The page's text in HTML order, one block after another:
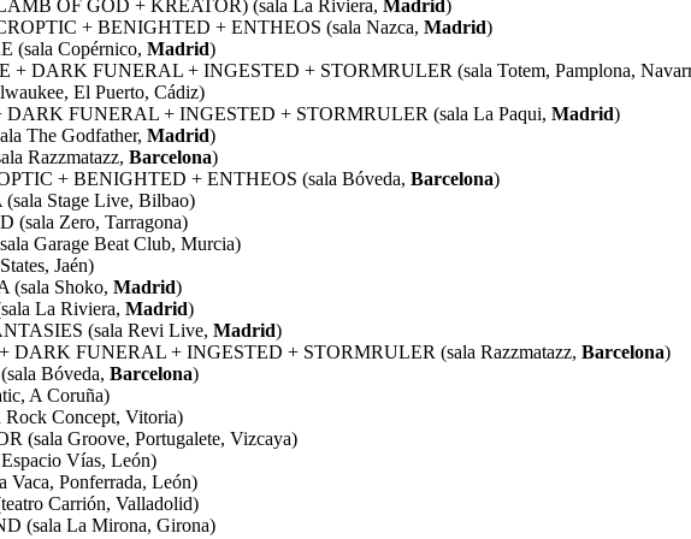
OF GOD + KREATOR) (sala La Riviera, Madrid )
+ BENIGHTED + ENTHEOS (sala Nazca, Madrid)
(sala Copérnico, Madrid)
+ DARK FUNERAL + INGESTED + STORMRULER (sala Totem, Pamplona,
El Puerto, Cádiz)
DARK FUNERAL + INGESTED + STORMRULER (sala La Paqui, Madrid)
The Godfather, Madrid)
Razzmatazz, Barcelona)
+ BENIGHTED + ENTHEOS (sala Bóveda, Barcelona)
Stage Live, Bilbao)
(sala Zero, Tarragona)
Garage Beat Club, Murcia)
Jaén)
(sala Shoko, Madrid)
La Riviera, Madrid)
(sala Revi Live, Madrid)
DARK FUNERAL + INGESTED + STORMRULER (sala Razzmatazz, Barcelona)
Bóveda, Barcelona)
A Coruña)
Concept, Vitoria)
(sala Groove, Portugalete, Vizcaya)
Vías, León)
Vaca, Ponferrada, León)
Carrión, Valladolid)
(sala La Mirona, Girona)